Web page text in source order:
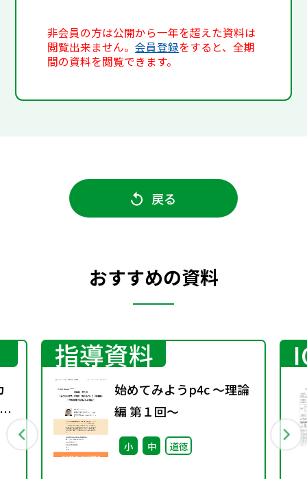
非会員の方は公開から一年を超えた資料は
閲覧出来ません。会員登録をすると、全期
間の資料を閲覧できます。
戻る
おすすめの資料
指導資料
始めてみようp4c ～理論
編 第１回～
小 中 道徳